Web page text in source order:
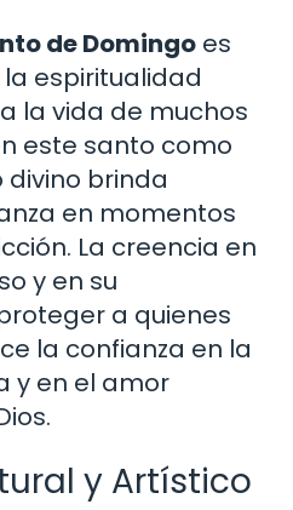
de Domingo es
espiritualidad
la vida de muchos
este santo como
brinda
en momentos
La creencia en
y en su
a quienes
la confianza en la
y en el amor
y Artístico